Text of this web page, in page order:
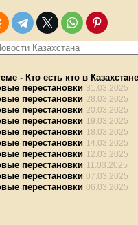
- Кто есть кто в Казахстане
перестановки 31.03.2025
перестановки 28.03.2025
перестановки 20.03.2025
перестановки 19.03.2025
перестановки 18.03.2025
перестановки 14.03.2025
перестановки 12.03.2025
перестановки 11.03.2025
перестановки 07.03.2025
перестановки 06.03.2025